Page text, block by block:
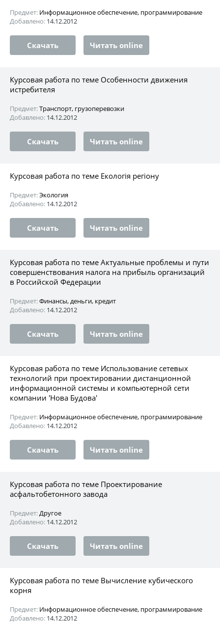
Предмет: Информационное обеспечение, программирование
Добавлено: 14.12.2012
Скачать Читать online
Курсовая работа по теме Особенности движения
истребителя
Предмет:Транспорт, грузоперевозки
Добавлено: 14.12.2012
Скачать Читать online
Курсовая работа по теме Екологія регіону
Предмет:Экология
Добавлено: 14.12.2012
Скачать Читать online
Курсовая работа по теме Актуальные проблемы и пути
совершенствования налога на прибыль организаций
в Российской Федерации
Предмет:Финансы, деньги, кредит
Добавлено: 14.12.2012
Скачать Читать online
Курсовая работа по теме Использование сетевых
технологий при проектировании дистанционной
информационной системы и компьютерной сети
компании 'Нова Будова'
Предмет: Информационное обеспечение, программирование
Добавлено: 14.12.2012
Скачать Читать online
Курсовая работа по теме Проектирование
асфальтобетонного завода
Предмет:Другое
Добавлено: 14.12.2012
Скачать Читать online
Курсовая работа по теме Вычисление кубического
корня
Предмет: Информационное обеспечение, программирование
Добавлено: 14.12.2012